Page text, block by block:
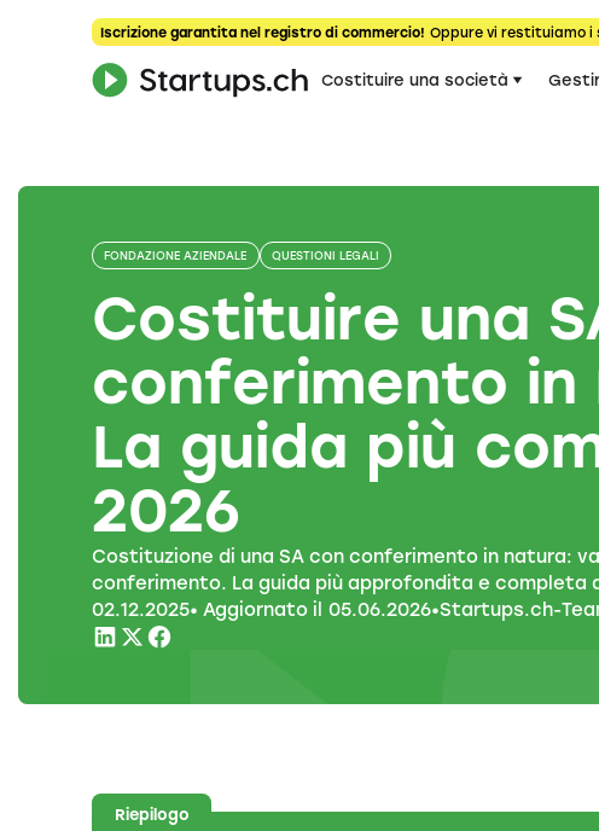
Iscrizione garantita nel registro di commercio! Oppure vi restituiamo i
Costituire una società
FONDAZIONE AZIENDALE QUESTIONI LEGALI
Costituire una
conferimento in
La guida più
2026
Costituzione di una SA con conferimento in natura:
conferimento. La guida più approfondita e completa
02.12.2025• Aggiornato il 05.06.2026•Startups.ch-
Riepilogo